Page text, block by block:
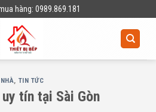
hàng: 0989.869.181
, TIN TỨC
tín tại Sài Gòn